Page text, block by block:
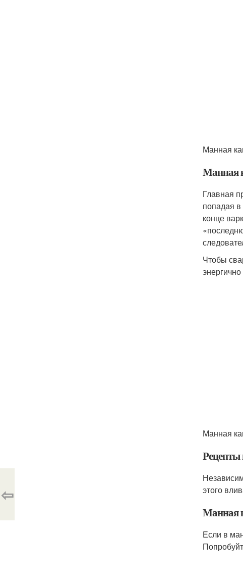
Манная
Манная
Главная
попадая
конце
Чтобы
Манная
этого
Манная
Если в
⇦